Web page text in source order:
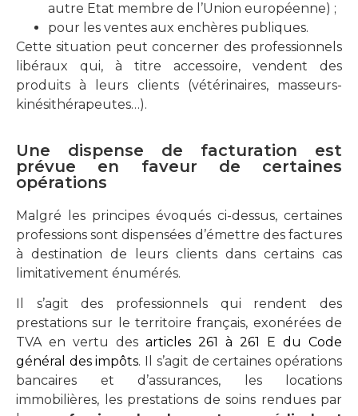
autre Etat membre de l’Union européenne) ;
pour les ventes aux enchères publiques.
Cette situation peut concerner des professionnels
libéraux qui, à titre accessoire, vendent des
produits à leurs clients (vétérinaires, masseurs-
kinésithérapeutes…).
Une dispense de facturation est
prévue en faveur de certaines
opérations
Malgré les principes évoqués ci-dessus, certaines
professions sont dispensées d’émettre des factures
à destination de leurs clients dans certains cas
limitativement énumérés.
Il s’agit des professionnels qui rendent des
prestationssur le territoire français, exonérées de
TVA en vertu des articles 261 à 261 E du Code
général des impôts. Il s’agit de certaines opérations
bancaires et d’assurances, les locations
immobilières, les prestations de soins rendues par